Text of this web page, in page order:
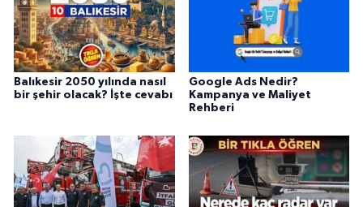
Balıkesir 2050 yılında nasıl
bir şehir olacak? İşte cevabı
Google Ads Nedir?
Kampanya ve Maliyet
Rehberi